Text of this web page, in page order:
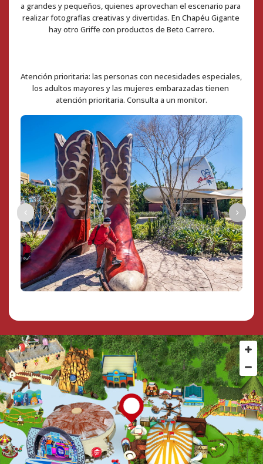
a grandes y pequeños, quienes aprovechan el escenario para
realizar fotografías creativas y divertidas. En Chapéu Gigante
hay otro Griffe con productos de Beto Carrero.
Atención prioritaria: las personas con necesidades especiales,
los adultos mayores y las mujeres embarazadas tienen
atención prioritaria. Consulta a un monitor.